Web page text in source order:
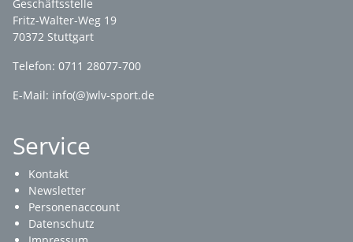
Geschäftsstelle
Fritz-Walter-Weg 19
70372 Stuttgart
Telefon: 0711 28077-700
E-Mail: info(@)wlv-sport.de
Service
Kontakt
Newsletter
Personenaccount
Datenschutz